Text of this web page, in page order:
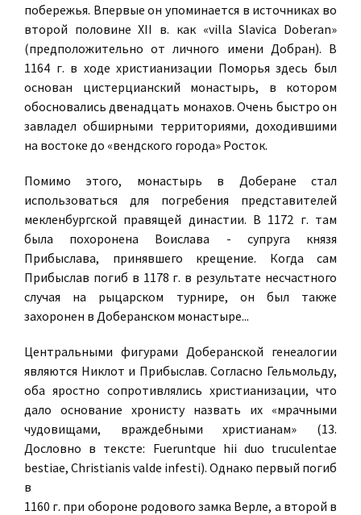
побережья. Впервые он упоминается в источниках во
второй половине XII в. как «villa Slavica Doberan»
(предположительно от личного имени Добран). В
1164 г. в ходе христианизации Поморья здесь был
основан цистерцианский монастырь, в котором
обосновались двенадцать монахов. Очень быстро он
завладел обширными территориями, доходившими
на востоке до «вендского города» Росток.
Помимо этого, монастырь в Доберане стал
использоваться для погребения представителей
мекленбургской правящей династии. В 1172 г. там
была похоронена Воислава - супруга князя
Прибыслава, принявшего крещение. Когда сам
Прибыслав погиб в 1178 г. в результате несчастного
случая на рыцарском турнире, он был также
захоронен в Доберанском монастыре...
Центральными фигурами Доберанской генеалогии
являются Никлот и Прибыслав. Согласно Гельмольду,
оба яростно сопротивлялись христианизации, что
дало основание хронисту назвать их «мрачными
чудовищами, враждебными христианам» (13.
Дословно в тексте: Fueruntque hii duo truculentae
bestiae, Christianis valde infesti). Однако первый погиб
в
1160 г. при обороне родового замка Верле, а второй в